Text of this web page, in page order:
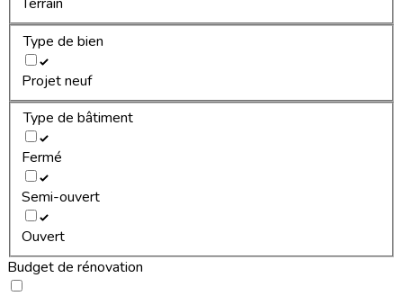
Type de bien
Projet neuf
Type de bâtiment
Fermé
Semi-ouvert
Ouvert
Budget de rénovation